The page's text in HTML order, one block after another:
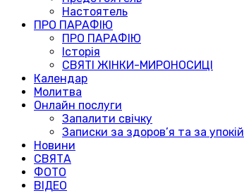
Настоятель
ПРО ПАРАФІЮ
ПРО ПАРАФІЮ
Історія
СВЯТІ ЖІНКИ-МИРОНОСИЦІ
Календар
Молитва
Онлайн послуги
Запалити свічку
Записки за здоров’я та за упокій
Новини
СВЯТА
ФОТО
ВІДЕО